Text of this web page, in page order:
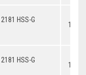
HSS-G
HSS-G